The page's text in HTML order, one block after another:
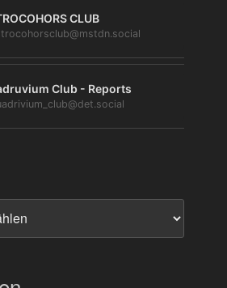
CLUB
Club - Reports